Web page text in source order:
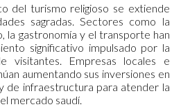
del turismo religioso se extiende
sagradas. Sectores como la
la gastronomía y el transporte han
significativo impulsado por la
visitantes. Empresas locales e
aumentando sus inversiones en
de infraestructura para atender la
mercado saudí.